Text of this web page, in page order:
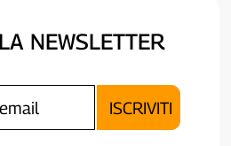
NEWSLETTER